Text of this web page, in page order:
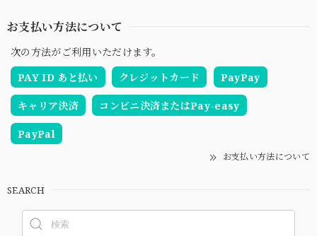
お支払い方法について
次の方法がご利用いただけます。
PAY ID あと払い
クレジットカード PayPay
キャリア決済 コンビニ決済またはPay-easy
PayPal
お支払い方法について
SEARCH